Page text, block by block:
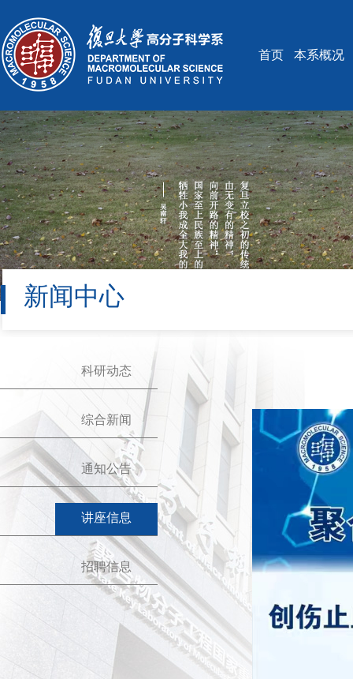
首页 本系概况
新闻中心
科研动态
综合新闻
通知公告
讲座信息
招聘信息